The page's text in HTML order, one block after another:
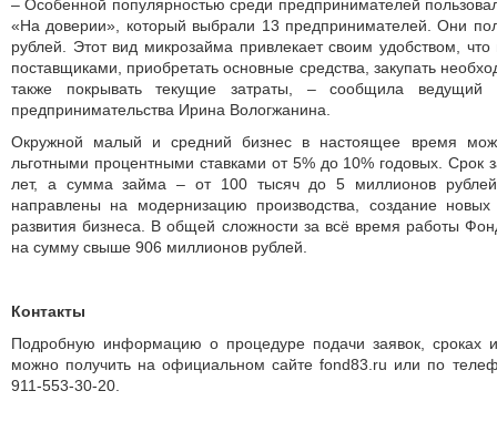
– Особенной популярностью среди предпринимателей
«На доверии», который выбрали 13 предпринимателей. Они
рублей. Этот вид микрозайма привлекает своим удобством, что
поставщиками, приобретать основные средства, закупать
также покрывать текущие затраты, – сообщила ведущий
предпринимательства Ирина Вологжанина.
Окружной малый и средний бизнес в настоящее время
льготными процентными ставками от 5% до 10% годовых. Срок
лет, а сумма займа – от 100 тысяч до 5 миллионов
направлены на модернизацию производства, создание
развития бизнеса. В общей сложности за всё время работы
на сумму свыше 906 миллионов рублей.
Контакты
Подробную информацию о процедуре подачи заявок, сроках
можно получить на официальном сайте fond83.ru или по
911-553-30-20.